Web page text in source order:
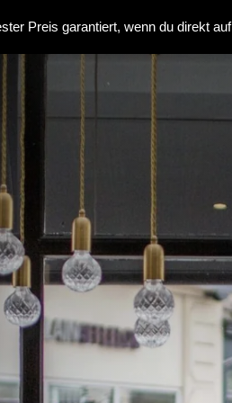
Preis garantiert, wenn du direkt